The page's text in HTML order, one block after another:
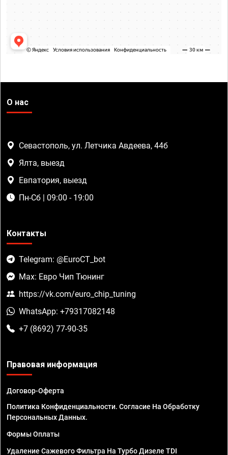
О нас
Севастополь, ул. Летчика Авдеева, 44б
Ялта, выезд
Евпатория, выезд
Пн-Сб | 09:00 - 19:00
Контакты
Telegram: @EuroCT_bot
Max: Евро Чип Тюнинг
https://vk.com/euro_chip_tuning
WhatsApp: +79317082148
+7 (8692) 77-90-35
Правовая информация
Договор-Оферта
Политика Конфиденциальности. Согласие На Обработку
Персональных Данных.
Формы Оплаты
Удаление Сажевого Фильтра На Турбо Дизеле TDI